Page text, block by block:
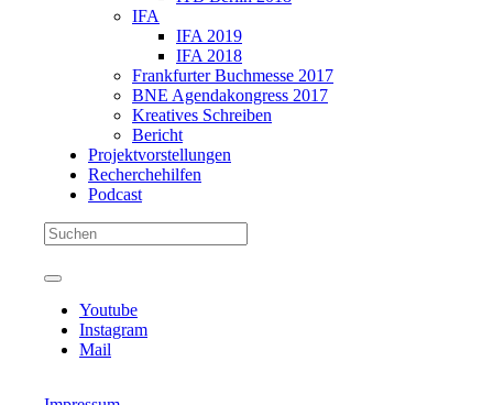
IFA
IFA 2019
IFA 2018
Frankfurter Buchmesse 2017
BNE Agendakongress 2017
Kreatives Schreiben
Bericht
Projektvorstellungen
Recherchehilfen
Podcast
Youtube
Instagram
Mail